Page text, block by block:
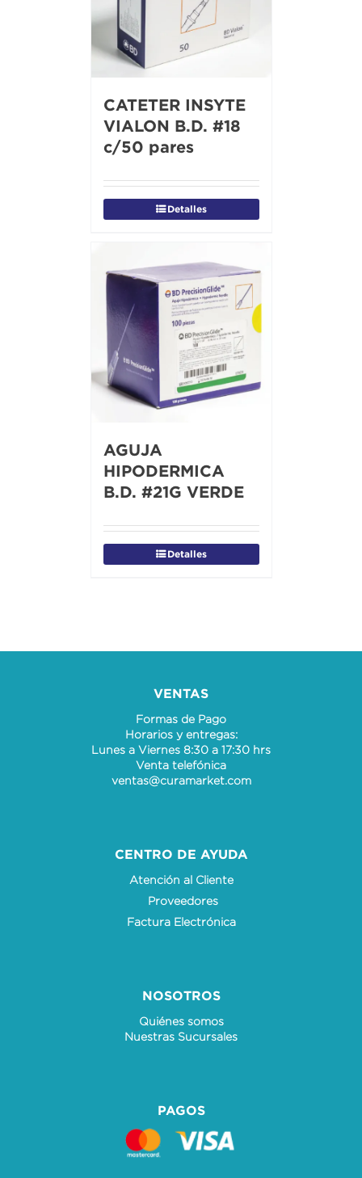
CATETER INSYTE
VIALON B.D. #18
c/50 pares
Detalles
AGUJA
HIPODERMICA
B.D. #21G VERDE
Detalles
VENTAS
Formas de Pago
Horarios y entregas:
Lunes a Viernes 8:30 a 17:30 hrs
Venta telefónica
ventas@curamarket.com
CENTRO DE AYUDA
Atención al Cliente
Proveedores
Factura Electrónica
NOSOTROS
Quiénes somos
Nuestras Sucursales
PAGOS